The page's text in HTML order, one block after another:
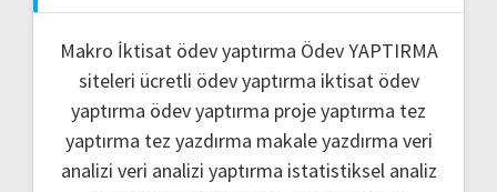
Makro İktisat ödev yaptırma Ödev YAPTIRMA
siteleri ücretli ödev yaptırma iktisat ödev
yaptırma ödev yaptırma proje yaptırma tez
yaptırma tez yazdırma makale yazdırma veri
analizi veri analizi yaptırma istatistiksel analiz